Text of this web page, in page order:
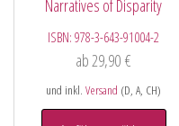
Narratives of Disparity
ISBN:978-3-643-91004-2
ab29,90€
und inkl.Versand (D, A, CH)